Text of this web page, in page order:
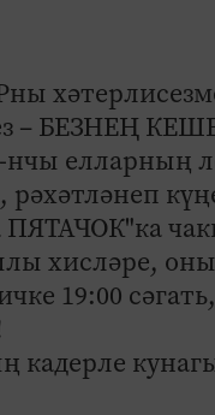
– БЕЗНЕҢ
нчы
ПЯТАЧОК"ка
хисләре,
19:00
кадерле